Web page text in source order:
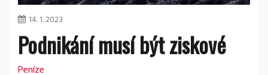
14. 1. 2023
Podnikání musí být ziskové
Peníze